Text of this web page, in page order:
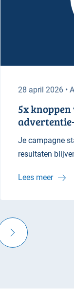
28 april 2026 •
5x
Je campagne
resultaten
Lees meer